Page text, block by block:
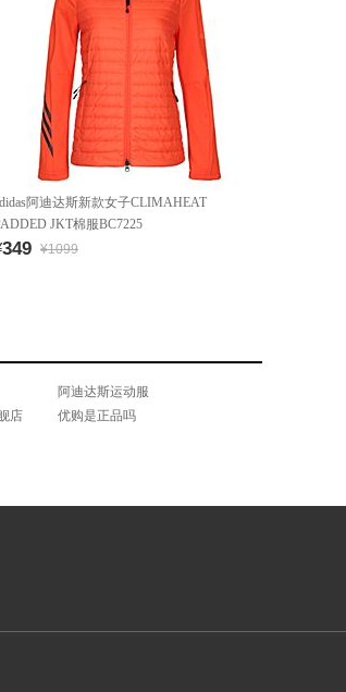
阿迪达斯新款女子CLIMAHEAT
JKT棉服BC7225
349 ¥1099
阿迪达斯运动服
店
优购是正品吗